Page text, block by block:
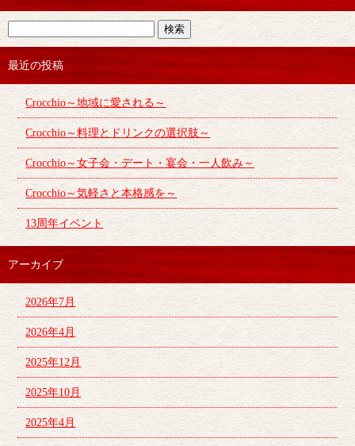
最近の投稿
Crocchio～地域に愛される～
Crocchio～料理とドリンクの選択肢～
Crocchio～女子会・デート・宴会・一人飲み～
Crocchio～気軽さと本格感を～
13周年イベント
アーカイブ
2026年7月
2026年4月
2025年12月
2025年10月
2025年4月